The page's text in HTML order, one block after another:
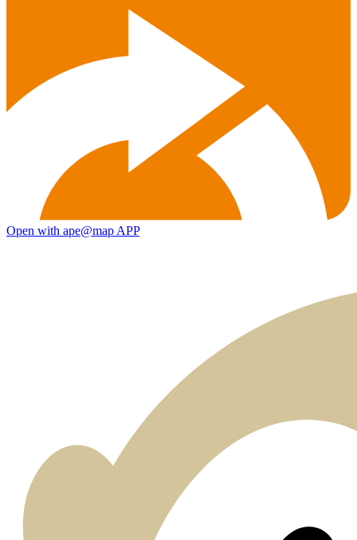
Open with ape@map APP